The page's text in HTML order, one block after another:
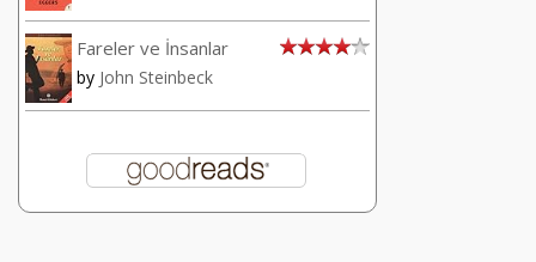
Fareler ve İnsanlar
by John Steinbeck